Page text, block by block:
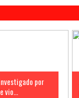
por
vio...